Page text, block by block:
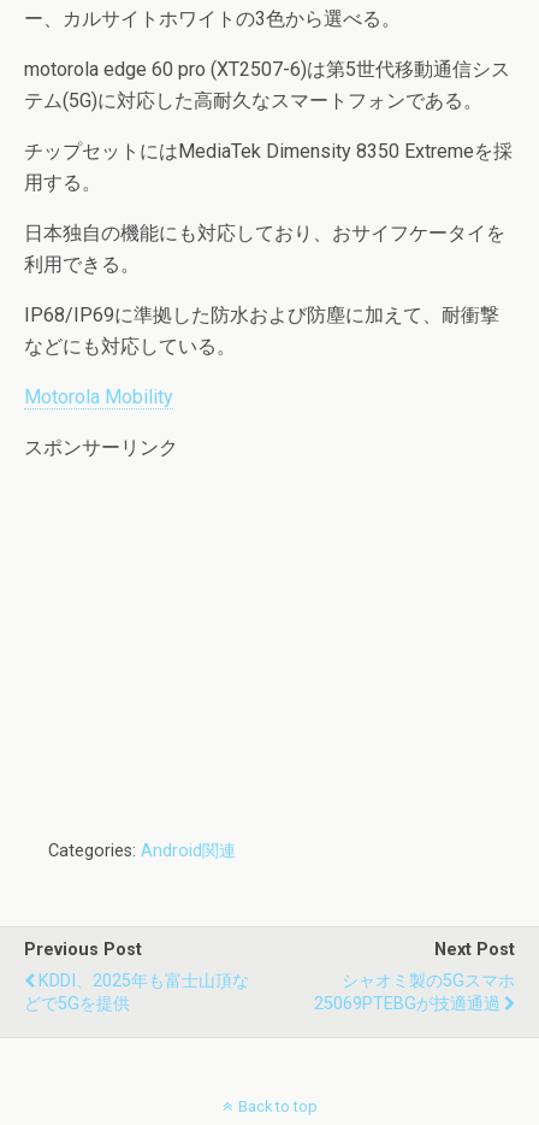
ー、カルサイトホワイトの3色から選べる。
motorola edge 60 pro (XT2507-6)は第5世代移動通信シス
テム(5G)に対応した高耐久なスマートフォンである。
チップセットにはMediaTek Dimensity 8350 Extremeを採
用する。
日本独自の機能にも対応しており、おサイフケータイを
利用できる。
IP68/IP69に準拠した防水および防塵に加えて、耐衝撃
などにも対応している。
Motorola Mobility
スポンサーリンク
Categories: Android関連
Previous Post
KDDI、2025年も富士山頂な
どで5Gを提供
Next Post
シャオミ製の5Gスマホ
25069PTEBGが技適通過
Back to top